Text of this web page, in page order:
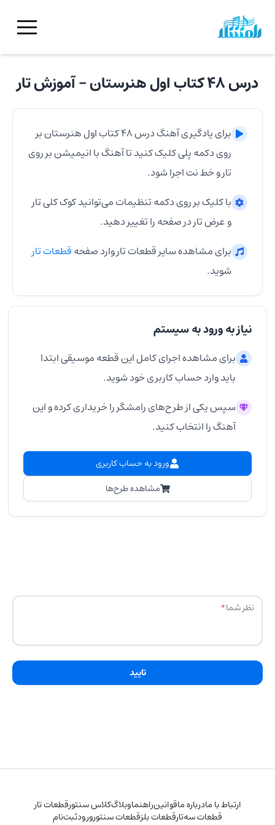
درس ۴۸ کتاب اول هنرستان - آموزشتار
برای یادگیری آهنگدرس ۴۸ کتاب اول هنرستان
بر
روی دکمه پلی کلیک کنید تا آهنگ با انیمیشن بر روی
تارو خط نت اجرا شود.
با کلیک بر روی دکمه تنظیمات می‌توانید کوک کلیتار
و عرضتاردر صفحه را تغییر دهید.
برای مشاهده سایر قطعاتتاروارد صفحهقطعاتتار
شوید.
نیاز به ورود به سیستم
برای مشاهده اجرای کامل این قطعه موسیقی ابتدا
باید وارد حساب کاربری خود شوید.
سپس یکی از طرح‌های رامشگر را خریداری کرده و این
آهنگ را انتخاب کنید.
ورود به حساب کاربری
مشاهده طرح‌ها
نظر شما
تایید
ارتباط با مادرباره ماقوانینراهنماوبلاگکلاس سنتورقطعات تار
قطعات سه‌تارقطعات بلزقطعات سنتورورودثبت‌نام